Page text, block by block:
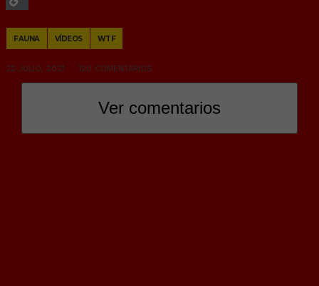
Link
FAUNA VÍDEOS WTF
22 JULIO, 2021 120 COMENTARIOS
Ver comentarios